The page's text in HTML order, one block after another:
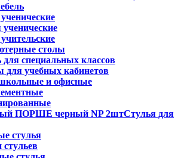
столы
для специальных классов
учебных кабинетов
и офисные
Стулья для
стулья